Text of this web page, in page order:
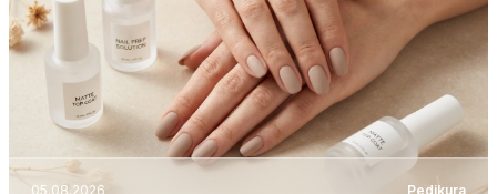
05.08.2026 Pedikura